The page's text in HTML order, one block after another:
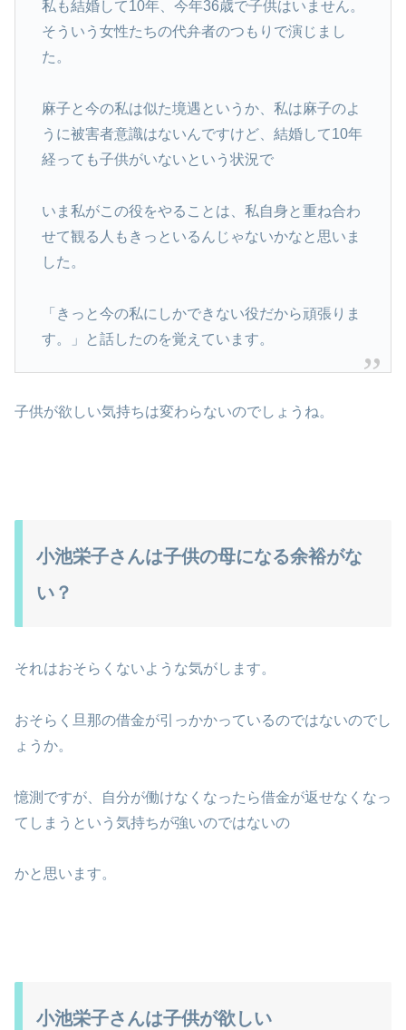
私も結婚して10年、今年36歳で子供はいません。
そういう女性たちの代弁者のつもりで演じまし
た。
麻子と今の私は似た境遇というか、私は麻子のよ
うに被害者意識はないんですけど、結婚して10年
経っても子供がいないという状況で
いま私がこの役をやることは、私自身と重ね合わ
せて観る人もきっといるんじゃないかなと思いま
した。
「きっと今の私にしかできない役だから頑張りま
す。」と話したのを覚えています。
子供が欲しい気持ちは変わらないのでしょうね。
小池栄子さんは子供の母になる余裕がな
い？
それはおそらくないような気がします。
おそらく旦那の借金が引っかかっているのではないのでし
ょうか。
憶測ですが、自分が働けなくなったら借金が返せなくなっ
てしまうという気持ちが強いのではないの
かと思います。
小池栄子さんは子供が欲しい